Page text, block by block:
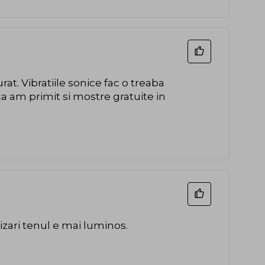
Vibratiile sonice fac o treaba
am primit si mostre gratuite in
tenul e mai luminos.